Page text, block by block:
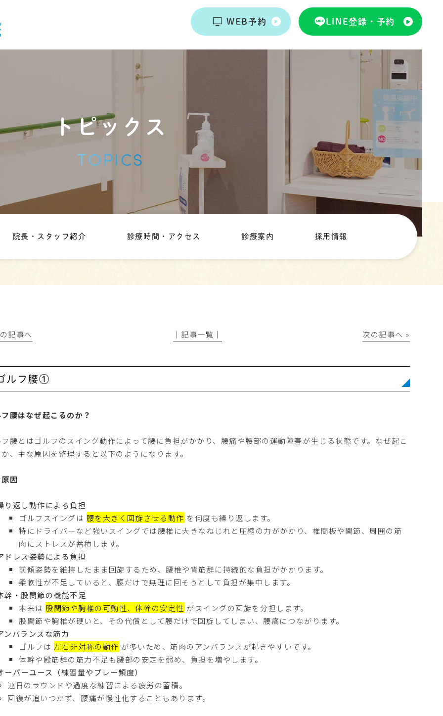
WEB予約 LINE登録・予約
トピックス
TOPICS
院長・スタッフ紹介 診療時間・アクセス 診療案内 採用情報
療時間・アクセス
WEB予約 LINE登録・予約
記事へ │記事一覧│ 次の記事へ »
ルフ腰①
腰はなぜ起こるのか？
腰とはゴルフのスイング動作によって腰に負担がかかり、腰痛や腰部の運動障害が生じる状態です。なぜ起こ
、主な原因を整理すると以下のようになります。
因
り返し動作による負担
ゴルフスイングは 腰を大きく回旋させる動作 を何度も繰り返します。
特にドライバーなど強いスイングでは腰椎に大きなねじれと圧縮の力がかかり、椎間板や関節、周囲の筋
肉にストレスが蓄積します。
ドレス姿勢による負担
前傾姿勢を維持したまま回旋するため、腰椎や背筋群に持続的な負担がかかります。
柔軟性が不足していると、腰だけで無理に回そうとして負担が集中します。
幹・股関節の機能不足
本来は 股関節や胸椎の可動性、体幹の安定性 がスイングの回旋を分担します。
股関節や胸椎が硬いと、その代償として腰だけで回旋してしまい、腰痛につながります。
ンバランスな筋力
ゴルフは 左右非対称の動作 が多いため、筋肉のアンバランスが起きやすいです。
体幹や殿筋群の筋力不足も腰部の安定を弱め、負担を増やします。
ーバーユース（練習量やプレー頻度）
連日のラウンドや過度な練習による疲労の蓄積。
回復が追いつかず、腰痛が慢性化することもあります。